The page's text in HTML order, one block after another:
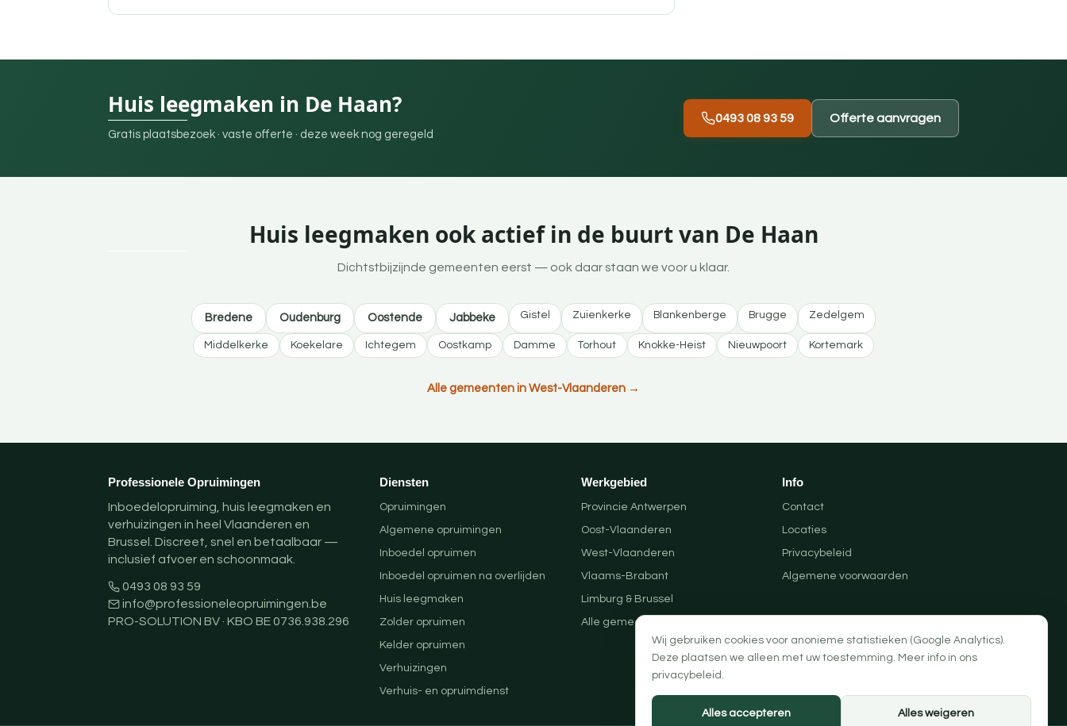
Huis leegmaken in De Haan?
Gratis plaatsbezoek · vaste offerte · deze week nog geregeld
0493 08 93 59 Offerte aanvragen
Huis leegmaken ook actief in de buurt van De Haan
Dichtstbijzijnde gemeenten eerst — ook daar staan we voor u klaar.
Bredene Oudenburg Oostende Jabbeke Gistel Zuienkerke Blankenberge Brugge Zedelgem
Middelkerke Koekelare Ichtegem Oostkamp Damme Torhout Knokke-Heist Nieuwpoort Kortemark
Alle gemeenten in West-Vlaanderen →
Professionele Opruimingen
Inboedelopruiming, huis leegmaken en
verhuizingen in heel Vlaanderen en
Brussel. Discreet, snel en betaalbaar —
inclusief afvoer en schoonmaak.
0493 08 93 59
info@professioneleopruimingen.be
PRO-SOLUTION BV · KBO BE 0736.938.296
Diensten
Opruimingen
Algemene opruimingen
Inboedel opruimen
Inboedel opruimen na overlijden
Huis leegmaken
Zolder opruimen
Kelder opruimen
Verhuizingen
Verhuis- en opruimdienst
Werkgebied
Provincie Antwerpen
Oost-Vlaanderen
West-Vlaanderen
Vlaams-Brabant
Limburg & Brussel
Alle gemeenten
Info
Contact
Locaties
Privacybeleid
Algemene voorwaarden
Wij gebruiken cookies voor anonieme statistieken (Google Analytics).
Deze plaatsen we alleen met uw toestemming. Meer info in ons
privacybeleid .
Alles accepteren Alles weigeren